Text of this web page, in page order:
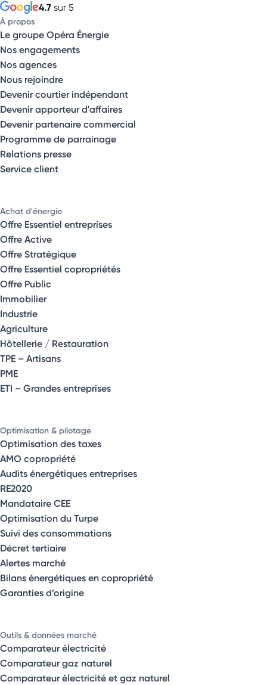
4.7 sur 5
À propos
Le groupe Opéra Énergie
Nos engagements
Nos agences
Nous rejoindre
Devenir courtier indépendant
Devenir apporteur d'affaires
Devenir partenaire commercial
Programme de parrainage
Relations presse
Service client
Achat d'énergie
Offre Essentiel entreprises
Offre Active
Offre Stratégique
Offre Essentiel copropriétés
Offre Public
Immobilier
Industrie
Agriculture
Hôtellerie / Restauration
TPE – Artisans
PME
ETI – Grandes entreprises
Optimisation & pilotage
Optimisation des taxes
AMO copropriété
Audits énergétiques entreprises
RE2020
Mandataire CEE
Optimisation du Turpe
Suivi des consommations
Décret tertiaire
Alertes marché
Bilans énergétiques en copropriété
Garanties d’origine
Outils & données marché
Comparateur électricité
Comparateur gaz naturel
Comparateur électricité et gaz naturel